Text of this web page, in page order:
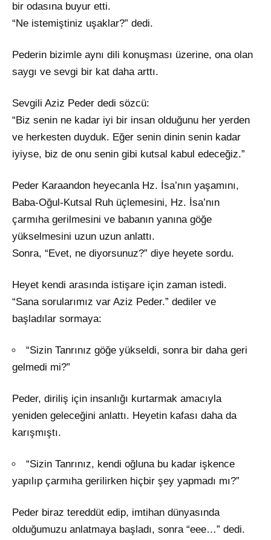
bir odasına buyur etti.
“Ne istemiştiniz uşaklar?” dedi.
Pederin bizimle aynı dili konuşması üzerine, ona olan
saygı ve sevgi bir kat daha arttı.
Sevgili Aziz Peder dedi sözcü:
“Biz senin ne kadar iyi bir insan olduğunu her yerden
ve herkesten duyduk. Eğer senin dinin senin kadar
iyiyse, biz de onu senin gibi kutsal kabul edeceğiz.”
Peder Karaandon heyecanla Hz. İsa’nın yaşamını,
Baba-Oğul-Kutsal Ruh üçlemesini, Hz. İsa’nın
çarmıha gerilmesini ve babanın yanına göğe
yükselmesini uzun uzun anlattı.
Sonra, “Evet, ne diyorsunuz?” diye heyete sordu.
Heyet kendi arasında istişare için zaman istedi.
“Sana sorularımız var Aziz Peder.” dediler ve
başladılar sormaya:
“Sizin Tanrınız göğe yükseldi, sonra bir daha geri
gelmedi mi?”
Peder, diriliş için insanlığı kurtarmak amacıyla
yeniden geleceğini anlattı. Heyetin kafası daha da
karışmıştı.
“Sizin Tanrınız, kendi oğluna bu kadar işkence
yapılıp çarmıha gerilirken hiçbir şey yapmadı mı?”
Peder biraz tereddüt edip, imtihan dünyasında
olduğumuzu anlatmaya başladı, sonra “eee…” dedi.